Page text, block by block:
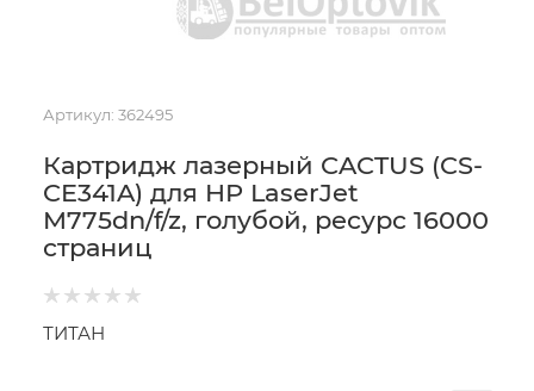
Артикул: 362495
Картридж лазерный CACTUS (CS-
CE341A) для HP LaserJet
M775dn/f/z, голубой, ресурс 16000
страниц
ТИТАН